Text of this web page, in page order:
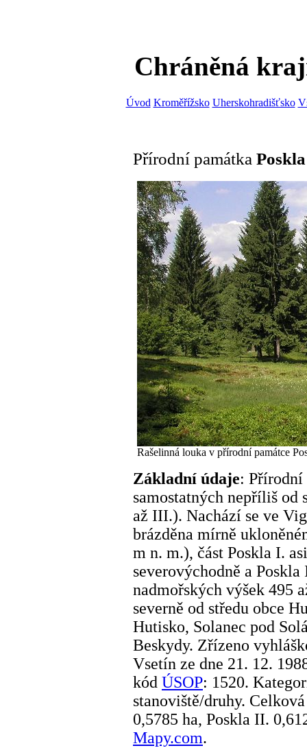
Chráněná
Úvod Kroměřížsko Uherskohradišťsko
Přírodní památka Poskla
Rašelinná louka v přírodní památce
Základní údaje: Přírodní
samostatných nepříliš od
až III.). Nachází se ve
brázděna mírně
m n. m.), část Poskla I.
severovýchodně a
nadmořských výšek 495
severně od středu obce
Hutisko, Solanec pod
Beskydy. Zřízeno
Vsetín ze dne 21. 12.
kód ÚSOP: 1520.
stanoviště/druhy.
0,5785 ha, Poskla II.
Mapy.com.